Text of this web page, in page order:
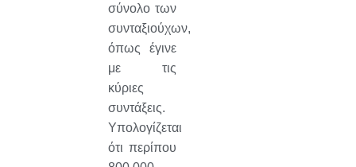
σύνολο των
συνταξιούχων,
όπως έγινε
με τις
κύριες
συντάξεις.
Υπολογίζεται
ότι περίπου